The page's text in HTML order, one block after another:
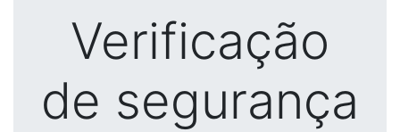
Verificação
de segurança